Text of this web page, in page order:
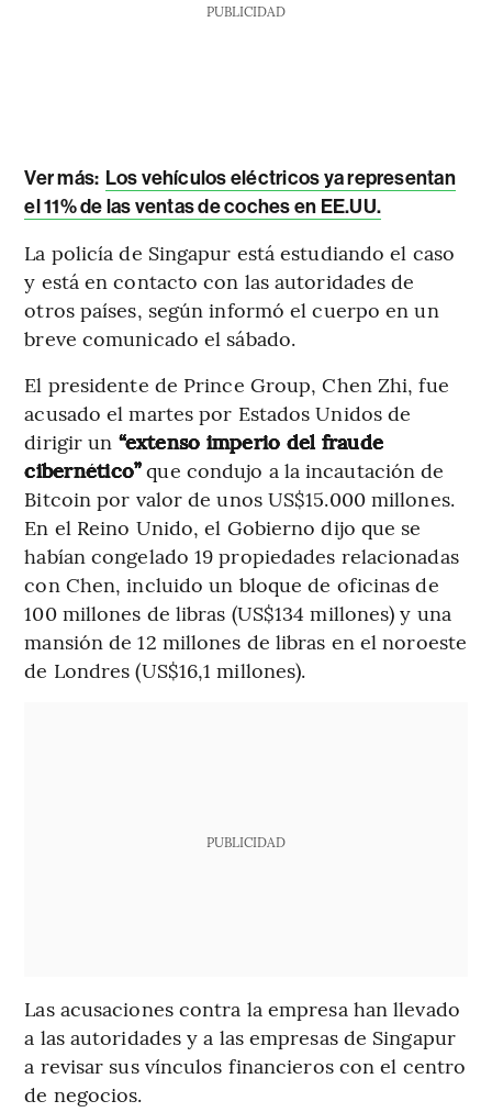
PUBLICIDAD
Ver más: Los vehículos eléctricos ya representan
el 11% de las ventas de coches en EE.UU.
La policía de Singapur está estudiando el caso
y está en contacto con las autoridades de
otros países, según informó el cuerpo en un
breve comunicado el sábado.
El presidente de Prince Group, Chen Zhi, fue
acusado el martes por Estados Unidos de
dirigir un “extenso imperio del fraude
cibernético”que condujo a la incautación de
Bitcoin por valor de unos US$15.000 millones.
En el Reino Unido, el Gobierno dijo que se
habían congelado 19 propiedades relacionadas
con Chen, incluido un bloque de oficinas de
100 millones de libras (US$134 millones) y una
mansión de 12 millones de libras en el noroeste
de Londres (US$16,1 millones).
PUBLICIDAD
Las acusaciones contra la empresa han llevado
a las autoridades y a las empresas de Singapur
a revisar sus vínculos financieros con el centro
de negocios.